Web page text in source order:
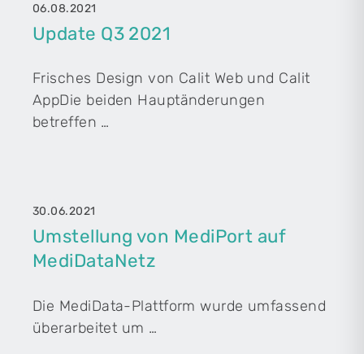
06.08.2021
Update Q3 2021
Frisches Design von Calit Web und Calit
AppDie beiden Hauptänderungen
betreffen …
30.06.2021
Umstellung von MediPort auf
MediDataNetz
Die MediData-Plattform wurde umfassend
überarbeitet um …